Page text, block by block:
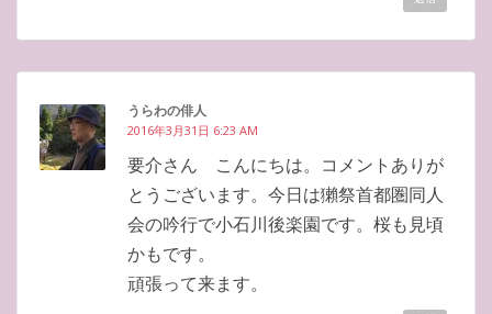
うらわの俳人
2016年3月31日 6:23 AM
要介さん こんにちは。コメントありが
とうございます。今日は獺祭首都圏同人
会の吟行で小石川後楽園です。桜も見頃
かもです。
頑張って来ます。